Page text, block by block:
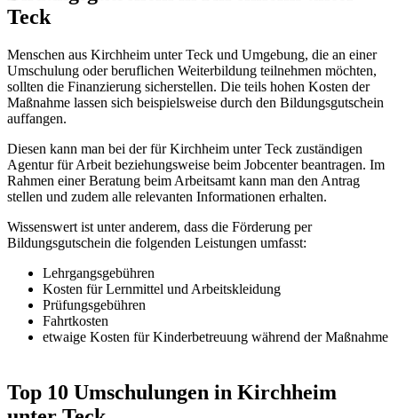
Teck
Menschen aus Kirchheim unter Teck und Umgebung, die an einer
Umschulung oder beruflichen Weiterbildung teilnehmen möchten,
sollten die Finanzierung sicherstellen. Die teils hohen Kosten der
Maßnahme lassen sich beispielsweise durch den Bildungsgutschein
auffangen.
Diesen kann man bei der für Kirchheim unter Teck zuständigen
Agentur für Arbeit beziehungsweise beim Jobcenter beantragen. Im
Rahmen einer Beratung beim Arbeitsamt kann man den Antrag
stellen und zudem alle relevanten Informationen erhalten.
Wissenswert ist unter anderem, dass die Förderung per
Bildungsgutschein die folgenden Leistungen umfasst:
Lehrgangsgebühren
Kosten für Lernmittel und Arbeitskleidung
Prüfungsgebühren
Fahrtkosten
etwaige Kosten für Kinderbetreuung während der Maßnahme
Top 10 Umschulungen in Kirchheim